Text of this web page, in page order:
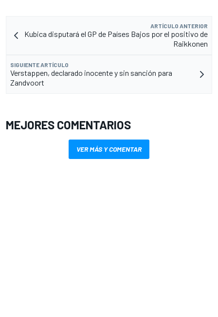
ARTÍCULO ANTERIOR
Kubica disputará el GP de Países Bajos por el positivo de
Raikkonen
SIGUIENTE ARTÍCULO
Verstappen, declarado inocente y sin sanción para
Zandvoort
MEJORES COMENTARIOS
VER MÁS Y COMENTAR